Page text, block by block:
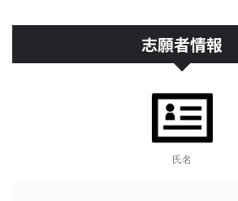
志願者情報
氏名